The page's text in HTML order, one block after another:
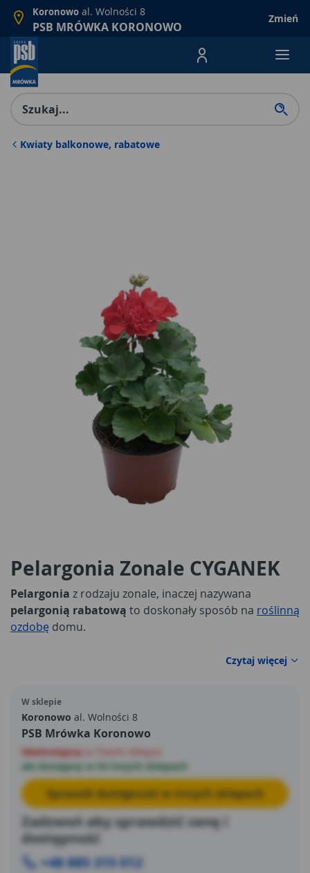
Koronowo al. Wolności 8
PSB MRÓWKA KORONOWO
Zmień
Menu Produktów,
Kwiaty balkonowe, rabatowe
Pelargonia Zonale CYGANEK
Pelargonia z rodzaju zonale, inaczej nazywana
pelargonią rabatową to doskonały sposób na roślinną
ozdobę domu.
Czytaj więcej
W sklepie
Koronowo al. Wolności 8
PSB Mrówka Koronowo
Niedostępny
ale dostępny w 54 innych sklepach
Sprawdź dostępność w innych sklepach
Zadzwoń aby sprawdzić cenę i
dostępność
+48 885 315 012